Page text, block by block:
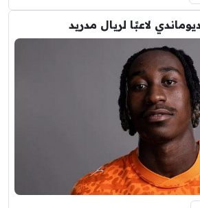
لاعبًا لريال مدريد